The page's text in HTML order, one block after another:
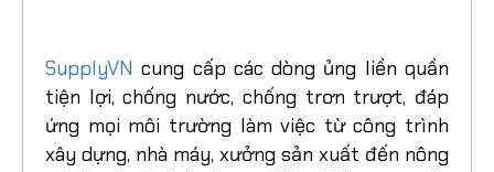
SupplyVN cung cấp các dòng ủng liền quần
tiện lợi, chống nước, chống trơn trượt, đáp
ứng mọi môi trường làm việc từ công trình
xây dựng, nhà máy, xưởng sản xuất đến nông